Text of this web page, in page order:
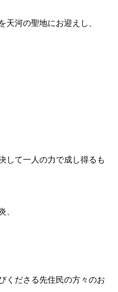
天河の聖地にお迎えし、
して一人の力で成し得るも
、
くださる先住民の方々のお